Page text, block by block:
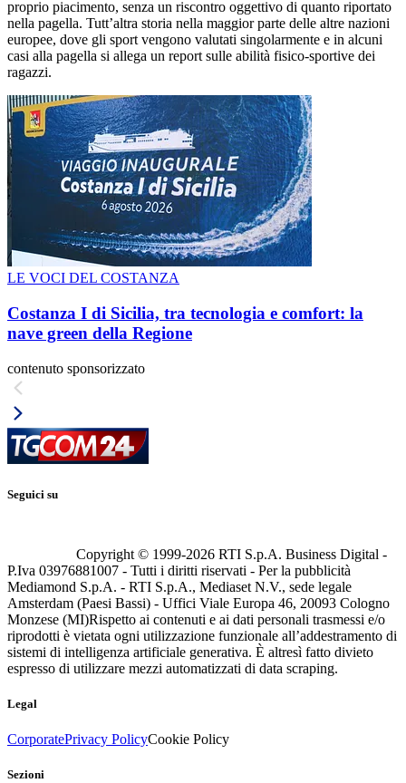
proprio piacimento, senza un riscontro oggettivo di quanto riportato
nella pagella. Tutt’altra storia nella maggior parte delle altre nazioni
europee, dove gli sport vengono valutati singolarmente e in alcuni
casi alla pagella si allega un report sulle abilità fisico-sportive dei
ragazzi.
LE VOCI DEL COSTANZA
Costanza I di Sicilia, tra tecnologia e comfort: la
nave green della Regione
contenuto sponsorizzato
Seguici su
Copyright © 1999-2026 RTI S.p.A. Business Digital -
P.Iva 03976881007 - Tutti i diritti riservati - Per la pubblicità
Mediamond S.p.A. - RTI S.p.A., Mediaset N.V., sede legale
Amsterdam (Paesi Bassi) - Uffici Viale Europa 46, 20093 Cologno
Monzese (MI)Rispetto ai contenuti e ai dati personali trasmessi e/o
riprodotti è vietata ogni utilizzazione funzionale all’addestramento di
sistemi di intelligenza artificiale generativa. È altresì fatto divieto
espresso di utilizzare mezzi automatizzati di data scraping.
Legal
CorporatePrivacy PolicyCookie Policy
Sezioni